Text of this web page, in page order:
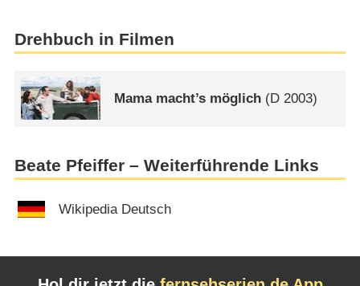
Drehbuch in Filmen
Mama macht’s möglich (D 2003)
Beate Pfeiffer – Weiterführende Links
Wikipedia Deutsch